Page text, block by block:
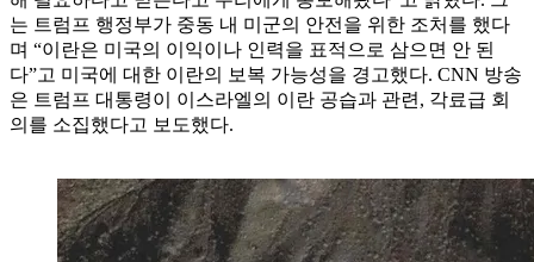
는 트럼프 행정부가 중동 내 미군의 안전을 위한 조처를 했다
며 “이란은 미국의 이익이나 인력을 표적으로 삼으면 안 된
다”고 미국에 대한 이란의 보복 가능성을 경고했다. CNN 방송
은 트럼프 대통령이 이스라엘의 이란 공습과 관련, 각료급 회
의를 소집했다고 보도했다.